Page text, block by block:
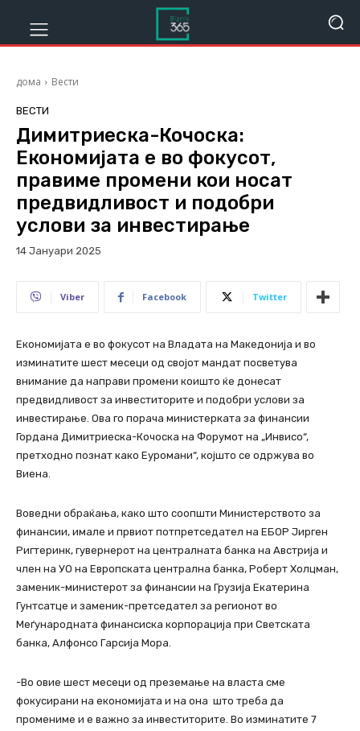
дома Вести
ВЕСТИ
Димитриеска-Кочоска:
Економијата е во фокусот,
правиме промени кои носат
предвидливост и подобри
услови за инвестирање
14 Јануари 2025
Viber Facebook Twitter
Економијата е во фокусот на Владата на Македонија и во
изминатите шест месеци од својот мандат посветува
внимание да направи промени коишто ќе донесат
предвидливост за инвеститорите и подобри услови за
инвестирање. Ова го порача министерката за финансии
Гордана Димитриеска-Кочоска на Форумот на „Инвисо“,
претходно познат како Еуромани“, којшто се одржува во
Виена.
Воведни обраќања, како што соопшти Министерството за
финансии, имале и првиот потпретседател на ЕБОР Јирген
Ригтеринк, гувернерот на централната банка на Австрија и
член на УО на Европската централна банка, Роберт Холцман,
заменик-министерот за финансии на Грузија Екатерина
Гунтсатце и заменик-претседател за регионот во
Меѓународната финансиска корпорација при Светската
банка, Алфонсо Гарсија Мора.
-Во овие шест месеци од преземање на власта сме
фокусирани на економијата и на она што треба да
промениме и е важно за инвеститорите. Во изминатите 7